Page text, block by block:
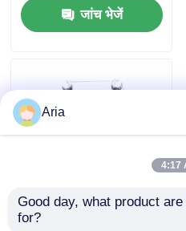
गुणवत्ता नियंत्रण
समाचार
न्युमेटिक पाइप फिटिंग
डिजाइन
जांच भेजें
थ्रेडेड राइट एंगल डायाफ्राम
Aria
4:17
Good day, what product
for?